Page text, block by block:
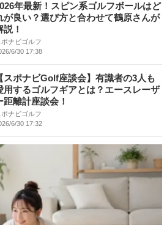
年最新！スピン系ゴルフボールはど
が良い？選び方と合わせて鶴原さんが
説！
ポナビゴルフ
6/30 17:38
【スポナビGolf座談会】有識者の3人も
用するゴルフギアとは？エースレーザ
距離計座談会！
ポナビゴルフ
6/30 17:32